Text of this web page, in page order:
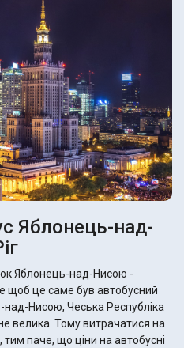
Яблонець-над-
Яблонець-над-Нисою -
щоб це саме був автобусний
над-Нисою, Чеська Республіка
велика. Тому витрачатися на
тим паче, що ціни на автобусні